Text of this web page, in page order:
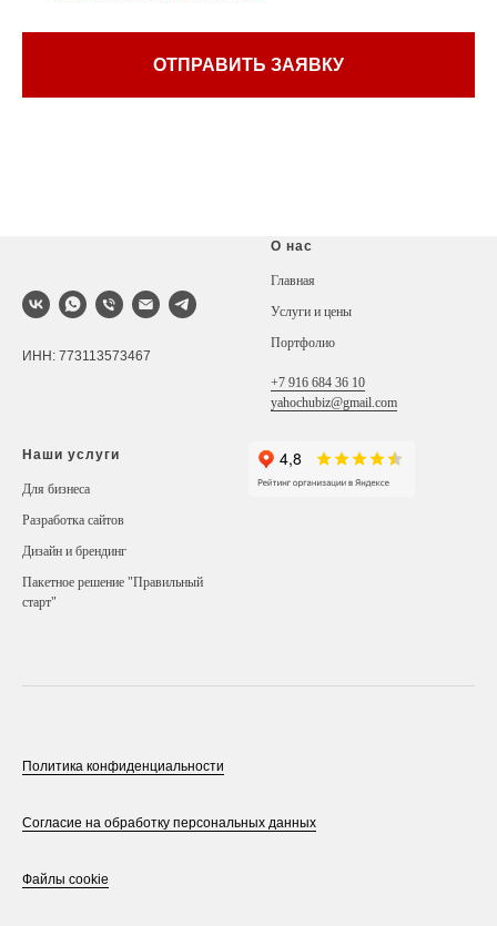
ОТПРАВИТЬ ЗАЯВКУ
ИНН: 773113573467
О нас
Главная
Услуги и цены
Портфолио
+7 916 684 36 10
yahochubiz@gmail.com
Наши услуги
Для бизнеса
Разработка сайтов
Дизайн и брендинг
Пакетное решение "Правильный
старт"
Политика конфиденциальности
Согласие на обработку персональных данных
Файлы cookie